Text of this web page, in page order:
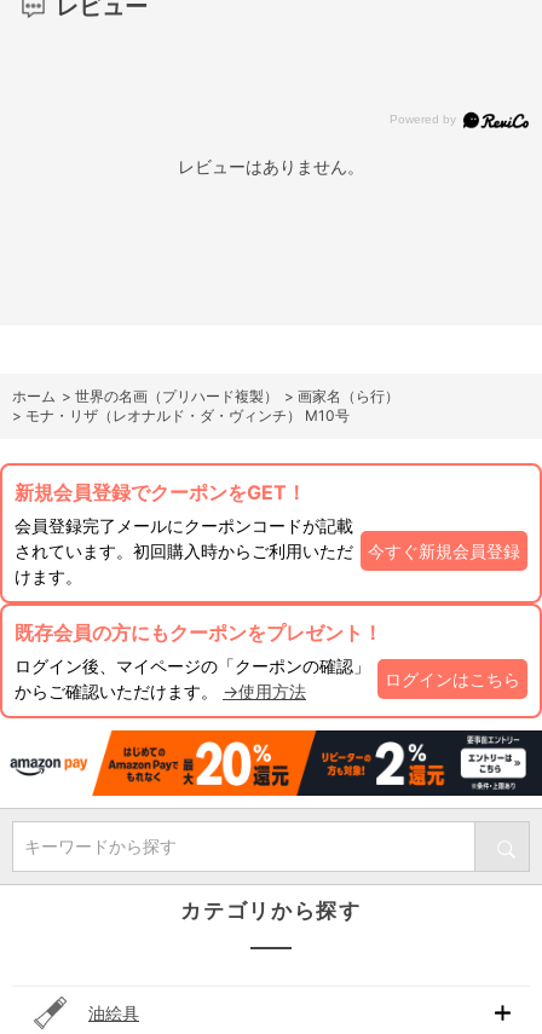
レビュー
レビューはありません。
ホーム > 世界の名画（プリハード複製） > 画家名（ら行）
> モナ・リザ（レオナルド・ダ・ヴィンチ） M10号
新規会員登録でクーポンをGET！
会員登録完了メールにクーポンコードが記載
されています。初回購入時からご利用いただ
けます。
今すぐ新規会員登録
既存会員の方にもクーポンをプレゼント！
ログイン後、マイページの「クーポンの確認」
からご確認いただけます。 →使用方法
ログインはこちら
キーワードから探す
カテゴリから探す
油絵具